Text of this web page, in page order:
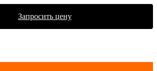
Запросить цену